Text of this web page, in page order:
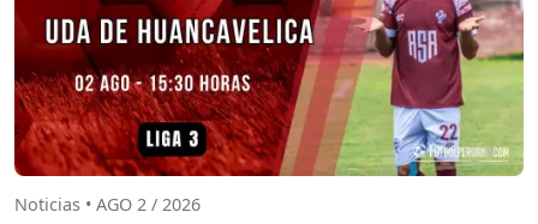
Noticias • AGO 2 / 2026